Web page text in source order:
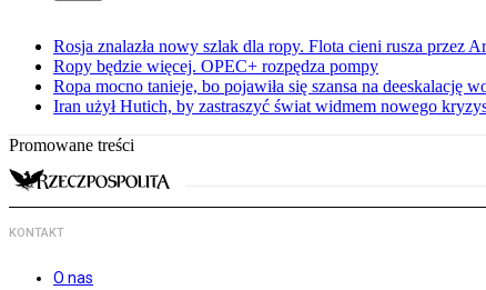
Rosja znalazła nowy szlak dla ropy. Flota cieni rusza przez
Ropy będzie więcej. OPEC+ rozpędza pompy
Ropa mocno tanieje, bo pojawiła się szansa na deeskalację
Iran użył Hutich, by zastraszyć świat widmem nowego
Promowane treści
KONTAKT
O nas